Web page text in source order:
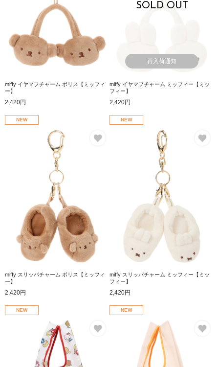
miffy イヤマフチャーム ボリス【ミッフィ
ー】
2,420円
SOLD OUT
再入荷通知
miffy イヤマフチャーム ミッフィー【ミッ
フィー】
2,420円
NEW
miffy スリッパチャーム ボリス【ミッフィ
ー】
2,420円
NEW
miffy スリッパチャーム ミッフィー【ミッ
フィー】
2,420円
NEW NEW